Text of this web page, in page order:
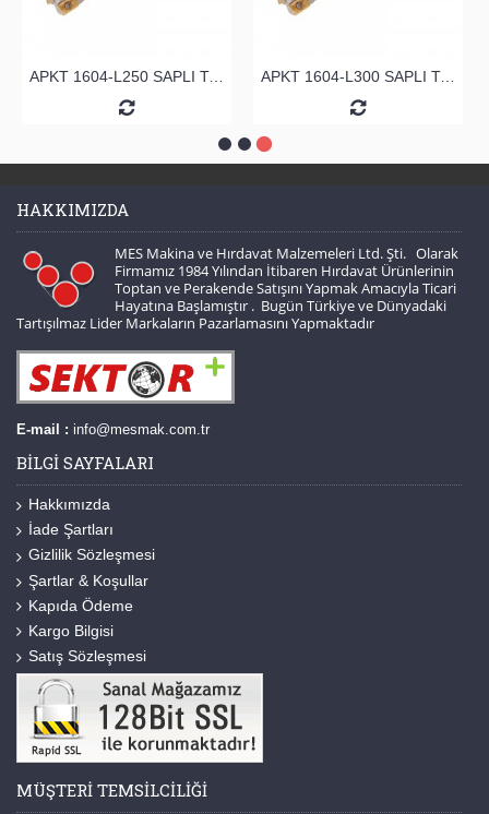
APKT 1604-L250 SAPLI TARAMA APKT 1604-L300 SAPLI TARAMA
HAKKIMIZDA
MES Makina ve Hırdavat Malzemeleri Ltd. Şti. Olarak
Firmamız 1984 Yılından İtibaren Hırdavat Ürünlerinin
Toptan ve Perakende Satışını Yapmak Amacıyla Ticari
Hayatına Başlamıştır . Bugün Türkiye ve Dünyadaki
Tartışılmaz Lider Markaların Pazarlamasını Yapmaktadır
E-mail : info@mesmak.com.tr
BILGI SAYFALARI
Hakkımızda
İade Şartları
Gizlilik Sözleşmesi
Şartlar & Koşullar
Kapıda Ödeme
Kargo Bilgisi
Satış Sözleşmesi
MÜŞTERI TEMSILCILIĞI